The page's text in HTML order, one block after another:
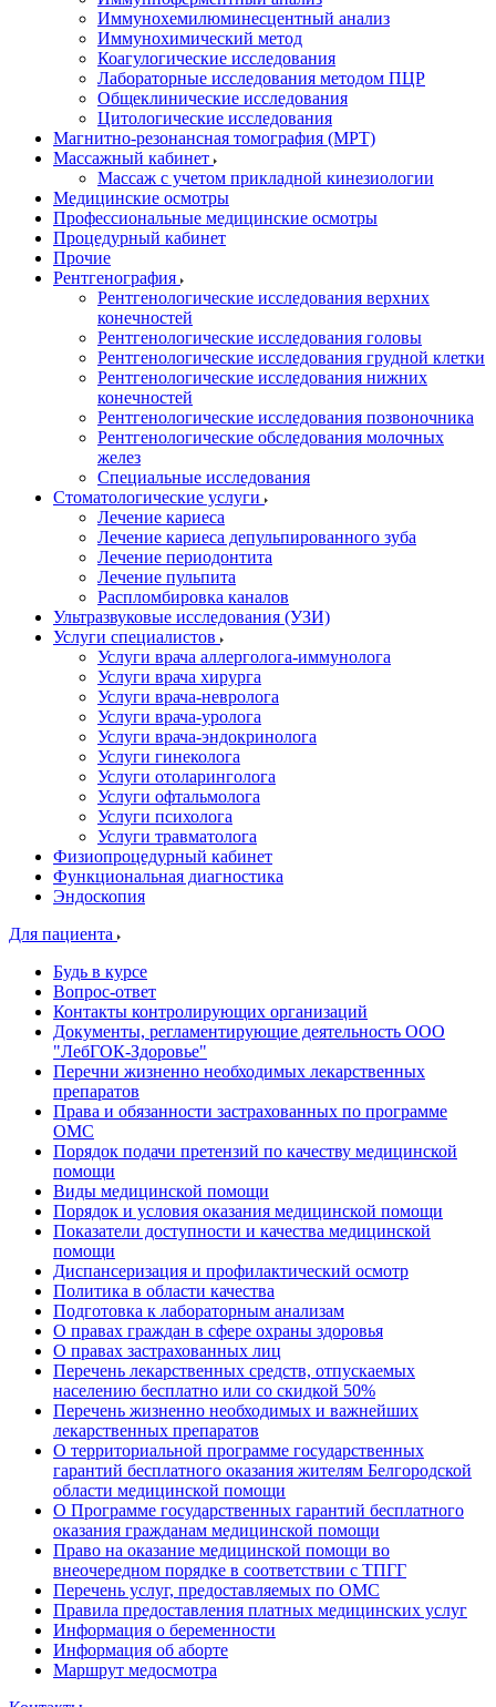
Иммунохемилюминесцентный анализ
Иммунохимический метод
Коагулогические исследования
Лабораторные исследования методом ПЦР
Общеклинические исследования
Цитологические исследования
Магнитно-резонансная томография (МРТ)
Массажный кабинет
Массаж с учетом прикладной кинезиологии
Медицинские осмотры
Профессиональные медицинские осмотры
Процедурный кабинет
Прочие
Рентгенография
Рентгенологические исследования верхних
конечностей
Рентгенологические исследования головы
Рентгенологические исследования грудной клетки
Рентгенологические исследования нижних
конечностей
Рентгенологические исследования позвоночника
Рентгенологические обследования молочных
желез
Специальные исследования
Стоматологические услуги
Лечение кариеса
Лечение кариеса депульпированного зуба
Лечение периодонтита
Лечение пульпита
Распломбировка каналов
Ультразвуковые исследования (УЗИ)
Услуги специалистов
Услуги врача аллерголога-иммунолога
Услуги врача хирурга
Услуги врача-невролога
Услуги врача-уролога
Услуги врача-эндокринолога
Услуги гинеколога
Услуги отоларинголога
Услуги офтальмолога
Услуги психолога
Услуги травматолога
Физиопроцедурный кабинет
Функциональная диагностика
Эндоскопия
Для пациента
Будь в курсе
Вопрос-ответ
Контакты контролирующих организаций
Документы, регламентирующие деятельность ООО
"ЛебГОК-Здоровье"
Перечни жизненно необходимых лекарственных
препаратов
Права и обязанности застрахованных по программе
ОМС
Порядок подачи претензий по качеству медицинской
помощи
Виды медицинской помощи
Порядок и условия оказания медицинской помощи
Показатели доступности и качества медицинской
помощи
Диспансеризация и профилактический осмотр
Политика в области качества
Подготовка к лабораторным анализам
О правах граждан в сфере охраны здоровья
О правах застрахованных лиц
Перечень лекарственных средств, отпускаемых
населению бесплатно или со скидкой 50%
Перечень жизненно необходимых и важнейших
лекарственных препаратов
О территориальной программе государственных
гарантий бесплатного оказания жителям Белгородской
области медицинской помощи
О Программе государственных гарантий бесплатного
оказания гражданам медицинской помощи
Право на оказание медицинской помощи во
внеочередном порядке в соответствии с ТПГГ
Перечень услуг, предоставляемых по ОМС
Правила предоставления платных медицинских услуг
Информация о беременности
Информация об аборте
Маршрут медосмотра